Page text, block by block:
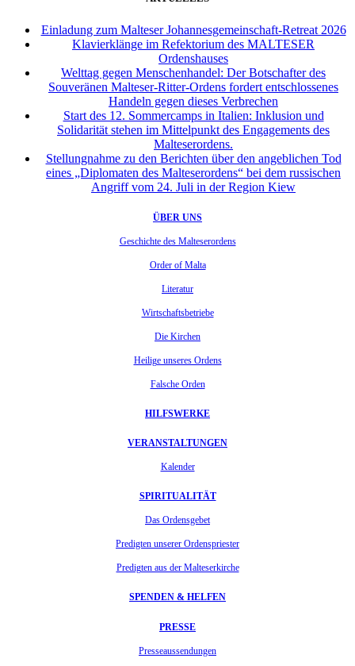
Einladung zum Malteser Johannesgemeinschaft-Retreat 2026
Klavierklänge im Refektorium des MALTESER
Ordenshauses
Welttag gegen Menschenhandel: Der Botschafter des
Souveränen Malteser-Ritter-Ordens fordert entschlossenes
Handeln gegen dieses Verbrechen
Start des 12. Sommercamps in Italien: Inklusion und
Solidarität stehen im Mittelpunkt des Engagements des
Malteserordens.
Stellungnahme zu den Berichten über den angeblichen Tod
eines „Diplomaten des Malteserordens“ bei dem russischen
Angriff vom 24. Juli in der Region Kiew
ÜBER UNS
Geschichte des Malteserordens
Order of Malta
Literatur
Wirtschaftsbetriebe
Die Kirchen
Heilige unseres Ordens
Falsche Orden
HILFSWERKE
VERANSTALTUNGEN
Kalender
SPIRITUALITÄT
Das Ordensgebet
Predigten unserer Ordenspriester
Predigten aus der Malteserkirche
SPENDEN & HELFEN
PRESSE
Presseaussendungen